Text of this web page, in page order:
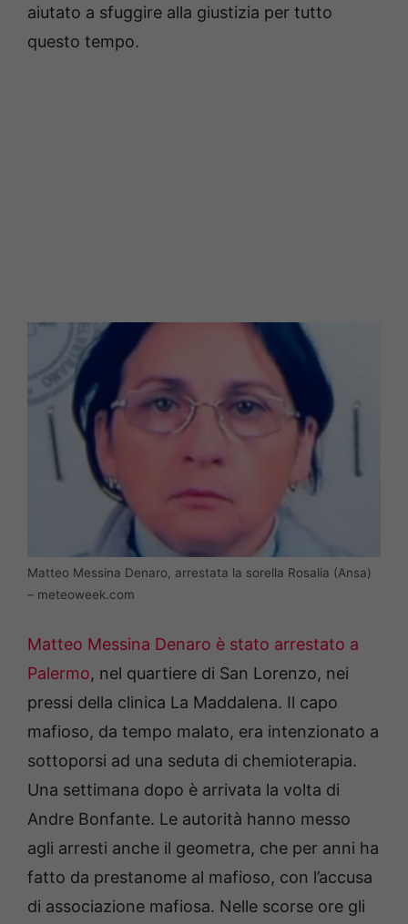
aiutato a sfuggire alla giustizia per tutto
questo tempo.
Matteo Messina Denaro, arrestata la sorella Rosalia (Ansa)
– meteoweek.com
Matteo Messina Denaro è stato arrestato a
Palermo, nel quartiere di San Lorenzo, nei
pressi della clinica La Maddalena. Il capo
mafioso, da tempo malato, era intenzionato a
sottoporsi ad una seduta di chemioterapia.
Una settimana dopo è arrivata la volta di
Andre Bonfante. Le autorità hanno messo
agli arresti anche il geometra, che per anni ha
fatto da prestanome al mafioso, con l’accusa
di associazione mafiosa. Nelle scorse ore gli